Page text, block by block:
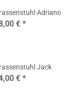
Adriano
€ *
Jack
€ *